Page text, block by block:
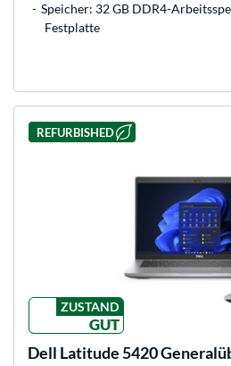
Speicher: 32 GB DDR4-
Festplatte
REFURBISHED
ZUSTAND
GUT
Dell Latitude 5420